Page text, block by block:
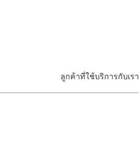
ลูกค้าที่ใช้บริการกับเรา